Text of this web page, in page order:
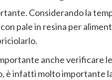
Considerando la
pale in resina per
anche verificare
infatti molto importante